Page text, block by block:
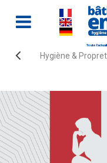
Toute
Hygiène &